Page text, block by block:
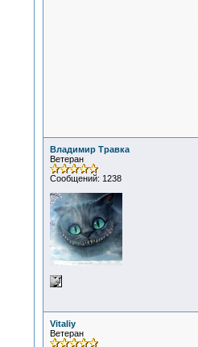
Владимир Травка
Ветеран
Сообщений: 1238
Vitaliy
Ветеран